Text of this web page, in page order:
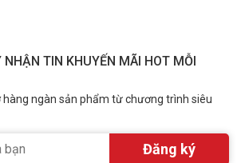
TIN KHUYẾN MÃI HOT MỖI
hàng ngàn sản phẩm từ chương trình siêu